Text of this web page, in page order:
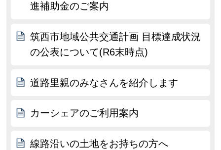
進補助金のご案内
筑西市地域公共交通計画 目標達成状況
の公表について(R6末時点)
道路里親のみなさんを紹介します
カーシェアのご利用案内
線路沿いの土地をお持ちの方へ